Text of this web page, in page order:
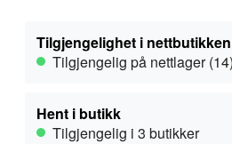
Tilgjengelighet i nettbutikken
Tilgjengelig på nettlager (14)
Hent i butikk
Tilgjengelig i 3 butikker